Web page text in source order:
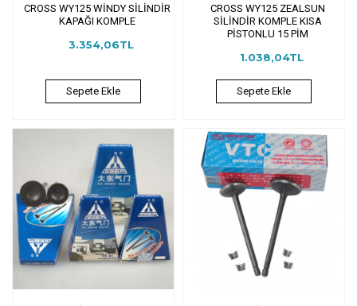
CROSS WY125 WİNDY SİLİNDİR
KAPAĞI KOMPLE
3.354,06TL
Sepete Ekle
CROSS WY125 ZEALSUN
SİLİNDİR KOMPLE KISA
PİSTONLU 15 PİM
1.038,04TL
Sepete Ekle